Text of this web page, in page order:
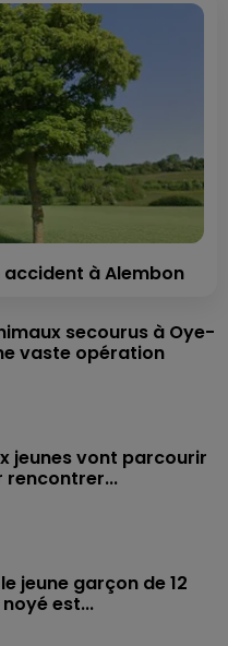
accident à Alembon
secourus à Oye-
vaste opération
jeunes vont parcourir
rencontrer...
jeune garçon de 12
est...